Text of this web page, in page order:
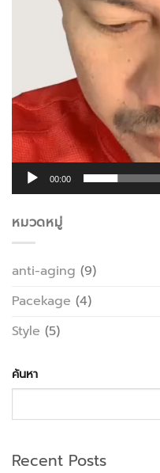
00:00
หมวดหมู่
anti-aging (9)
Pacekage (4)
Style (5)
ค้นหา
Recent Posts